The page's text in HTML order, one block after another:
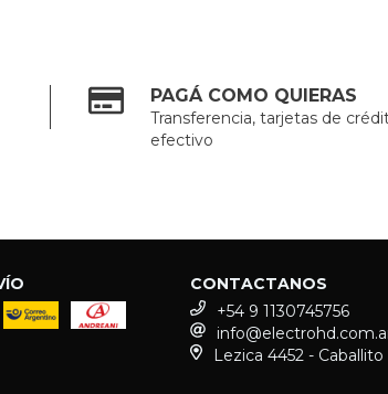
PAGÁ COMO QUIERAS
Transferencia, tarjetas de
efectivo
CONTACTANOS
+54 9 1130745756
Lezica 4452 - Caballito